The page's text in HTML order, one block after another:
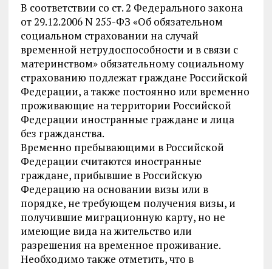
В соответствии со ст. 2 Федерального закона
от 29.12.2006 N 255-ФЗ «Об обязательном
социальном страховании на случай
временной нетрудоспособности и в связи с
материнством» обязательному социальному
страхованию подлежат граждане Российской
Федерации, а также постоянно или временно
проживающие на территории Российской
Федерации иностранные граждане и лица
без гражданства.
Временно пребывающими в Российской
Федерации считаются иностранные
граждане, прибывшие в Российскую
Федерацию на основании визы или в
порядке, не требующем получения визы, и
получившие миграционную карту, но не
имеющие вида на жительство или
разрешения на временное проживание.
Необходимо также отметить, что в